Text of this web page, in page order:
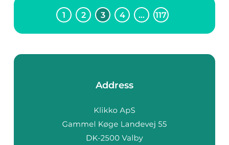
1 2 3 4 … 117
Address